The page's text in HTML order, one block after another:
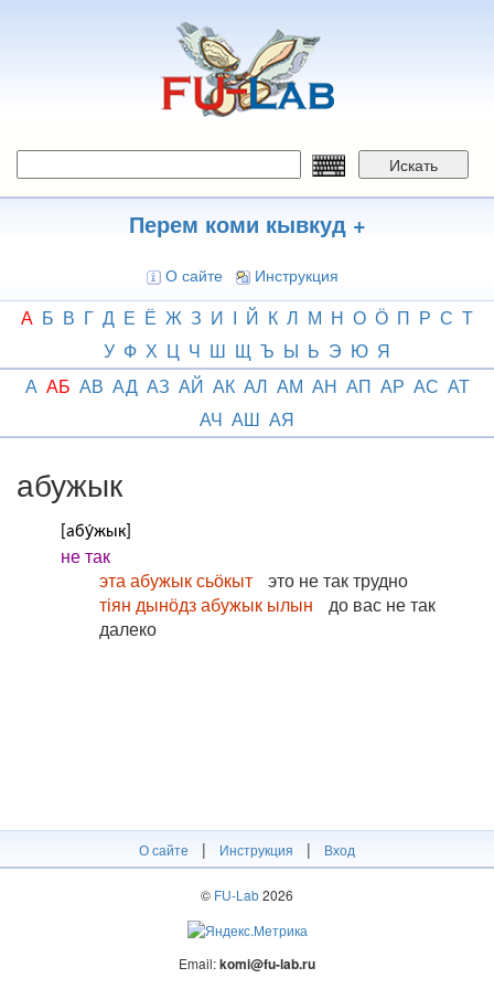
Искать
Перем коми кывкуд +
О сайте Инструкция
А Б В Г Д Е Ё Ж З И І Й К Л М Н О Ӧ П Р С Т
У Ф Х Ц Ч Ш Щ Ъ Ы Ь Э Ю Я
А АБ АВ АД АЗ АЙ АК АЛ АМ АН АП АР АС АТ
АЧ АШ АЯ
абужык
[абу́жык]
не так
эта абужык сьӧкыт
это не так трудно
тіян дынӧдз абужык ылын
до вас не так
далеко
О сайте | Инструкция | Вход
© FU-Lab2026
Email:komi@fu-lab.ru